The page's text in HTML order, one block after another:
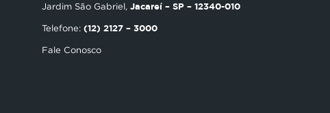
Jardim São Gabriel, Jacareí – SP – 12340-010
Telefone: (12) 2127 – 3000
Fale Conosco